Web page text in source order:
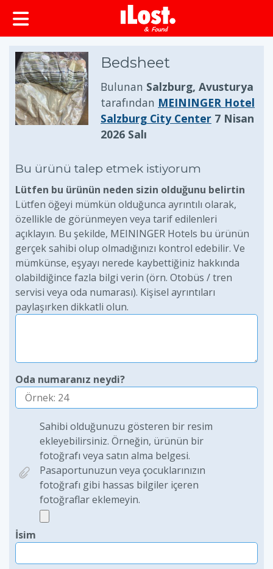
Bedsheet
Bulunan Salzburg, Avusturya
tarafından MEININGER Hotel
Salzburg City Center 7 Nisan
2026 Salı
Bu ürünü talep etmek istiyorum
Lütfen bu ürünün neden sizin olduğunu belirtin
Lütfen öğeyi mümkün olduğunca ayrıntılı olarak,
özellikle de görünmeyen veya tarif edilenleri
açıklayın. Bu şekilde, MEININGER Hotels bu ürünün
gerçek sahibi olup olmadığınızı kontrol edebilir. Ve
mümkünse, eşyayı nerede kaybettiğiniz hakkında
olabildiğince fazla bilgi verin (örn. Otobüs / tren
servisi veya oda numarası). Kişisel ayrıntıları
paylaşırken dikkatli olun.
Oda numaranız neydi?
Sahibi olduğunuzu gösteren bir resim
ekleyebilirsiniz. Örneğin, ürünün bir
fotoğrafı veya satın alma belgesi.
Pasaportunuzun veya çocuklarınızın
fotoğrafı gibi hassas bilgiler içeren
fotoğraflar eklemeyin.
İsim